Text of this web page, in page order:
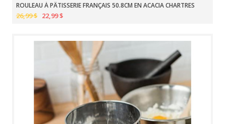
ROULEAU À PÂTISSERIE FRANÇAIS 50.8CM EN ACACIA CHARTRES
26,99 $ 22,99 $